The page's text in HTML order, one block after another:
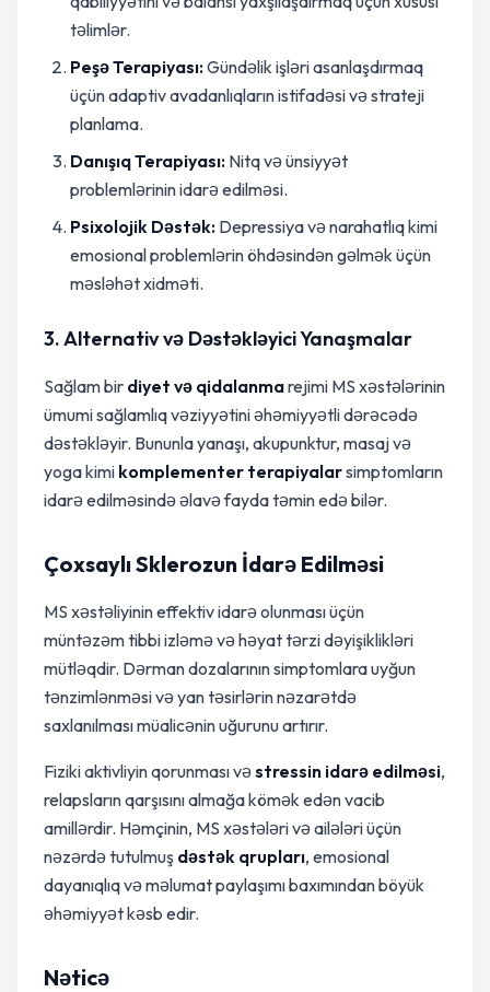
təlimlər.
Peşə Terapiyası:Gündəlik işləri asanlaşdırmaq
üçün adaptiv avadanlıqların istifadəsi və strateji
planlama.
Danışıq Terapiyası: Nitq və ünsiyyət
problemlərinin idarə edilməsi.
Psixolojik Dəstək: Depressiya və narahatlıq kimi
emosional problemlərin öhdəsindən gəlmək üçün
məsləhət xidməti.
3. Alternativ və Dəstəkləyici Yanaşmalar
Sağlam bir diyet və qidalanmarejimi MS xəstələrinin
ümumi sağlamlıq vəziyyətini əhəmiyyətli dərəcədə
dəstəkləyir. Bununla yanaşı, akupunktur, masaj və
yoga kimi komplementer terapiyalarsimptomların
idarə edilməsində əlavə fayda təmin edə bilər.
Çoxsaylı Sklerozun İdarə Edilməsi
MS xəstəliyinin effektiv idarə olunması üçün
müntəzəm tibbi izləmə və həyat tərzi dəyişiklikləri
mütləqdir. Dərman dozalarının simptomlara uyğun
tənzimlənməsi və yan təsirlərin nəzarətdə
saxlanılması müalicənin uğurunu artırır.
Fiziki aktivliyin qorunması vəstressin idarə edilməsi,
relapsların qarşısını almağa kömək edən vacib
amillərdir. Həmçinin, MS xəstələri və ailələri üçün
nəzərdə tutulmuş dəstək qrupları, emosional
dayanıqlıq və məlumat paylaşımı baxımından böyük
əhəmiyyət kəsb edir.
Nəticə